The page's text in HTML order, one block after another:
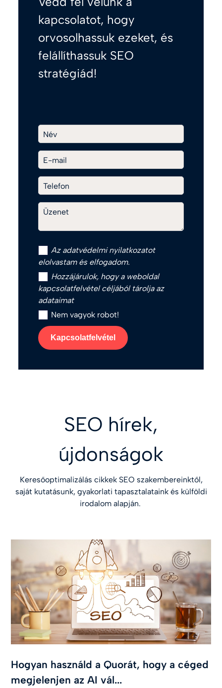
kapcsolatot, hogy
orvosolhassuk ezeket, és
felállíthassuk SEO
stratégiád!
Név
E-mail
Telefon
Üzenet
Az adatvédelmi nyilatkozatot
elolvastam és elfogadom.
Hozzájárulok, hogy a weboldal
kapcsolatfelvétel céljából tárolja az
adataimat
Nem vagyok robot!
Kapcsolatfelvétel
SEO hírek,
újdonságok
Keresőoptimalizálás cikkek SEO szakembereinktől,
saját kutatásunk, gyakorlati tapasztalataink és külföldi
irodalom alapján.
Hogyan használd a Quorát, hogy a céged
megjelenjen az AI vál...